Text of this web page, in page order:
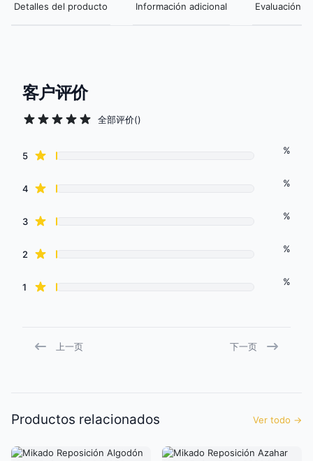
Detalles del producto Información adicional Evaluación
客户评价
全部评价()
Review data
5star reviews %
4 star reviews %
3star reviews %
2 star reviews %
1 star reviews %
上一页 下一页
Productos relacionados Ver todo →